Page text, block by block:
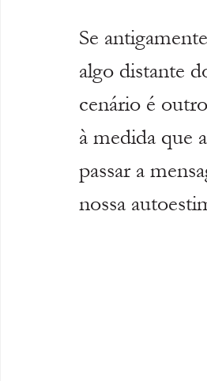
Se
algo distante
cenário é
à medida que
passar a
nossa